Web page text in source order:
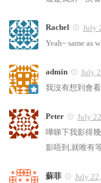
Rachel
July
Yeah~ same as
admin
July
我沒有想到會
Peter
July
嘩睇下我影得
影唔到,就唯有
蘇菲
July